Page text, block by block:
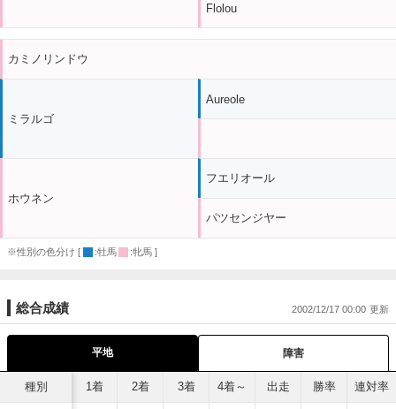
Flolou
カミノリンドウ
ミラルゴ
ホウネン
Aureole
フエリオール
パツセンジヤー
※性別の色分け [ :牡馬 :牝馬 ]
総合成績 2002/12/17 00:00
平地 障害
種別 1着 2着 3着 4着～ 出走 勝率 連対率